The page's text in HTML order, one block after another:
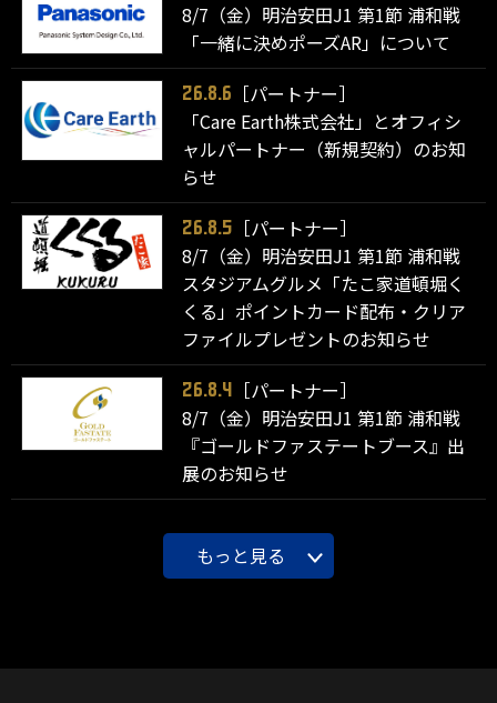
8/7（金）明治安田J1 第1節 浦和戦
「一緒に決めポーズAR」について
26.8.6
［パートナー］
「Care Earth株式会社」とオフィシ
ャルパートナー（新規契約）のお知
らせ
26.8.5
［パートナー］
8/7（金）明治安田J1 第1節 浦和戦
スタジアムグルメ「たこ家道頓堀く
くる」ポイントカード配布・クリア
ファイルプレゼントのお知らせ
26.8.4
［パートナー］
8/7（金）明治安田J1 第1節 浦和戦
『ゴールドファステートブース』出
展のお知らせ
もっと見る